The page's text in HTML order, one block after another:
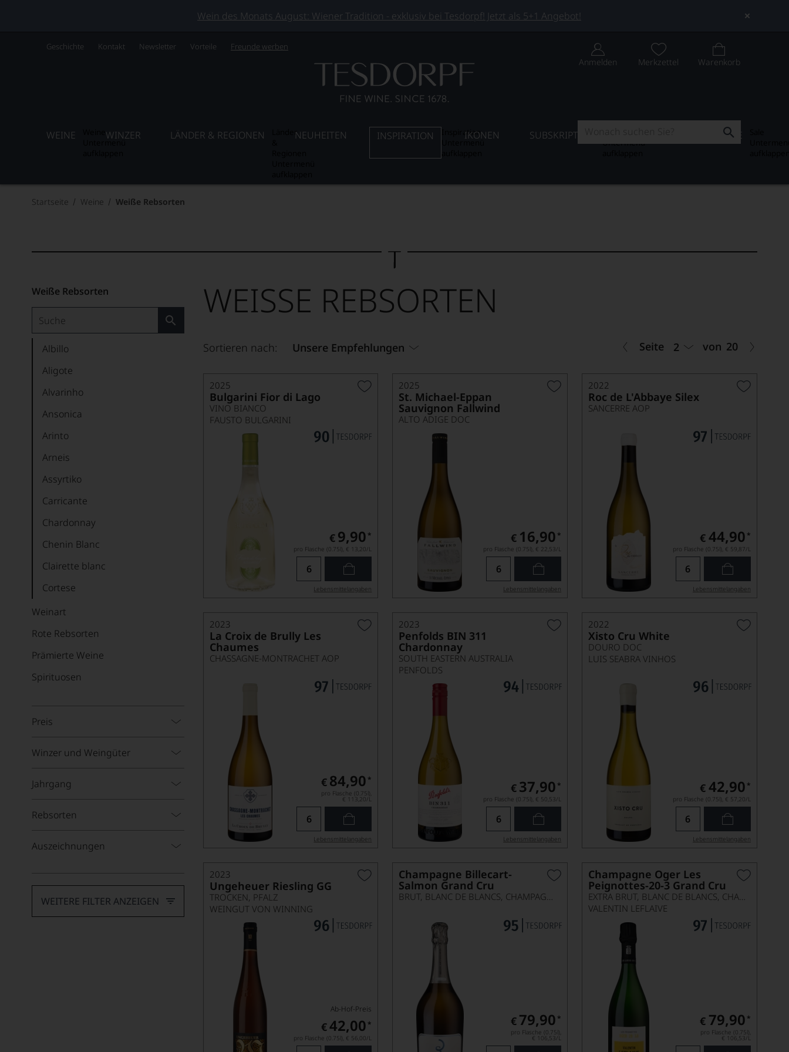
Wein des Monats August: Wiener Tradition - exklusiv bei Tesdorpf! Jetzt als 5+1 Angebot!
Geschichte Kontakt Newsletter Vorteile Freunde werben
Anmelden Merkzettel Warenkorb
WEINE WINZER LÄNDER & REGIONEN
LänderNEUHEITEN INSPIRATION
InspirationIKONEN SUBSKRIPTION
Untermenü
SALE
Startseite Weine Weiße Rebsorten
Weiße Rebsorten
Albillo
Aligote
Alvarinho
Ansonica
Arinto
Arneis
Assyrtiko
Carricante
Chardonnay
Chenin Blanc
Clairette blanc
Cortese
Encruzado
Fiano
Furmint
Garganega
Gelber Muskat
Godello
Grecchetto
Grüner Veltliner
Weinart
Rote Rebsorten
Prämierte Weine
Spirituosen
Preis
Winzer und Weingüter
Jahrgang
Rebsorten
Auszeichnungen
WEITERE FILTER ANZEIGEN
WEISSE REBSORTEN
Sortieren nach: Unsere Empfehlungen Seite 2 von 20
2025
Bulgarini Fior di Lago
VINO BIANCO
FAUSTO BULGARINI
€ 9,90 *
pro Flasche (0.75l), € 13,20/L
Lebensmittel­angaben
2025
St. Michael-Eppan
Sauvignon Fallwind
ALTO ADIGE DOC
€ 16,90 *
pro Flasche (0.75l), € 22,53/L
Lebensmittel­angaben
2022
Roc de L'Abbaye Silex
SANCERRE AOP
€ 44,90 *
pro Flasche (0.75l), € 59,87/L
Lebensmittel­angaben
2023
La Croix de Brully Les
Chaumes
CHASSAGNE-MONTRACHET AOP
€ 84,90 *
pro Flasche (0.75l),
€ 113,20/L
Lebensmittel­angaben
2023
Penfolds BIN 311
Chardonnay
SOUTH EASTERN AUSTRALIA
PENFOLDS
€ 37,90 *
pro Flasche (0.75l), € 50,53/L
Lebensmittel­angaben
2022
Xisto Cru White
DOURO DOC
LUIS SEABRA VINHOS
€ 42,90 *
pro Flasche (0.75l), € 57,20/L
Lebensmittel­angaben
2023
Ungeheuer Riesling GG
TROCKEN, PFALZ
WEINGUT VON WINNING
Ab-Hof-Preis
€42,00 *
pro Flasche (0.75l), € 56,00/L
Champagne Billecart-
Salmon Grand Cru
BRUT, BLANC DE BLANCS, CHAMPAGNE AC
€ 79,90 *
pro Flasche (0.75l),
€ 106,53/L
Champagne Oger Les
Peignottes-20-3 Grand Cru
EXTRA BRUT, BLANC DE BLANCS, CHAMPAGNE AC
VALENTIN LEFLAIVE
€ 79,90 *
pro Flasche (0.75l),
€ 106,53/L